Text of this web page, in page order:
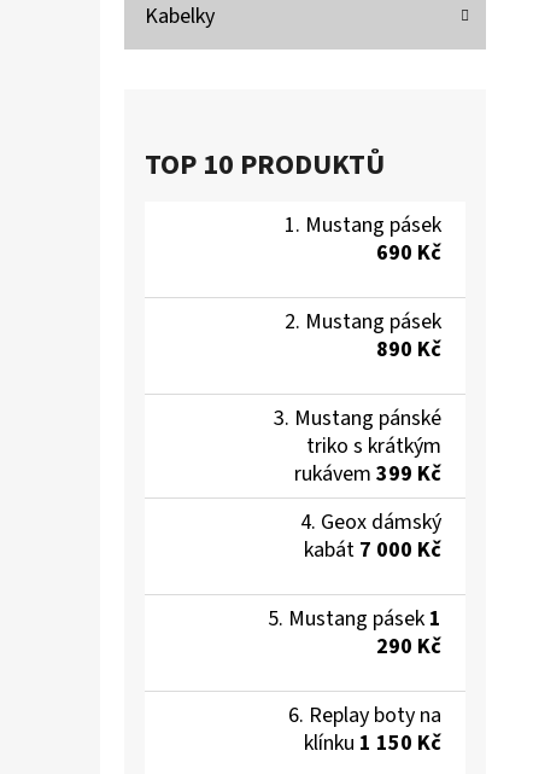
Kabelky
TOP 10 PRODUKTŮ
Mustang pásek
690 Kč
Mustang pásek
890 Kč
Mustang pánské
triko s krátkým
rukávem 399 Kč
Geox dámský
kabát 7 000 Kč
Mustang pásek 1
290 Kč
Replay boty na
klínku 1 150 Kč